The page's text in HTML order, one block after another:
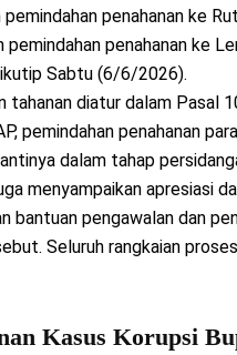
pemindahan penahanan ke
pemindahan penahanan ke
Sabtu (6/6/2026).
tahanan diatur dalam Pasal
pemindahan penahanan
dalam tahap
menyampaikan apresiasi
bantuan pengawalan dan
Seluruh rangkaian
Kasus Korupsi